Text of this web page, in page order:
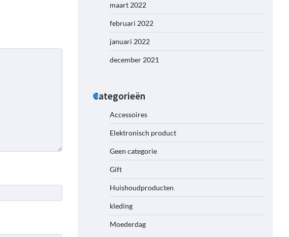
maart 2022
februari 2022
januari 2022
december 2021
Categorieën
Accessoires
Elektronisch product
Geen categorie
Gift
Huishoudproducten
kleding
Moederdag